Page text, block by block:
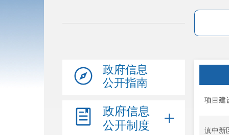
政府信息
公开指南
政府信息
公开制度
项目建
滇中新